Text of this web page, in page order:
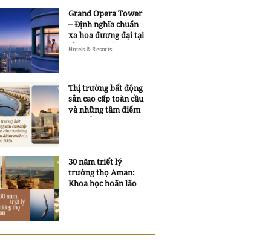
Grand Opera Tower
– Định nghĩa chuẩn
xa hoa đương đại tại
Sheraton Saigon
Hotels & Resorts
Thị trường bất động
sản cao cấp toàn cầu
và những tâm điểm
mới của năm 2026
30 năm triết lý
trường thọ Aman:
Khoa học hoãn lão
và trí tuệ ngàn xưa